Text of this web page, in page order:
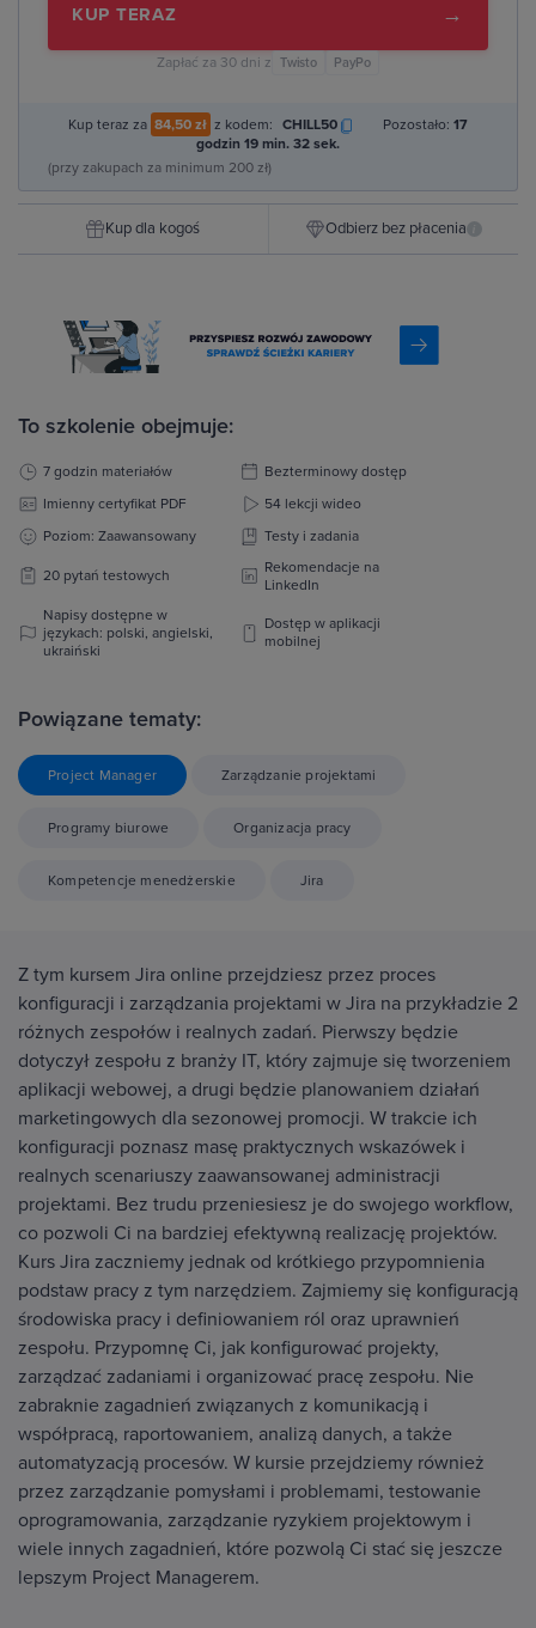
KUP TERAZ →
Zapłać za 30 dni z Twisto PayPo
Kup teraz za 84,50 zł z kodem: CHILL50 Pozostało: 17
godzin 19 min. 31 sek.
(przy zakupach za minimum 200 zł)
Kup dla kogoś Odbierz bez płacenia i
To szkolenie obejmuje:
7 godzin materiałów
Bezterminowy dostęp
Imienny certyfikat PDF
54 lekcji wideo
Poziom: Zaawansowany
Testy i zadania
20 pytań testowych
Rekomendacje na
LinkedIn
Napisy dostępne w
językach: polski, angielski,
ukraiński
Dostęp w aplikacji
mobilnej
Powiązane tematy:
Project Manager Zarządzanie projektami
Programy biurowe Organizacja pracy
Kompetencje menedżerskie Jira
Z tym kursem Jira online przejdziesz przez proces
konfiguracji i zarządzania projektami w Jira na przykładzie 2
różnych zespołów i realnych zadań. Pierwszy będzie
dotyczył zespołu z branży IT, który zajmuje się tworzeniem
aplikacji webowej, a drugi będzie planowaniem działań
marketingowych dla sezonowej promocji. W trakcie ich
konfiguracji poznasz masę praktycznych wskazówek i
realnych scenariuszy zaawansowanej administracji
projektami. Bez trudu przeniesiesz je do swojego workflow,
co pozwoli Ci na bardziej efektywną realizację projektów.
Kurs Jira zaczniemy jednak od krótkiego przypomnienia
podstaw pracy z tym narzędziem. Zajmiemy się konfiguracją
środowiska pracy i definiowaniem ról oraz uprawnień
zespołu. Przypomnę Ci, jak konfigurować projekty,
zarządzać zadaniami i organizować pracę zespołu. Nie
zabraknie zagadnień związanych z komunikacją i
współpracą, raportowaniem, analizą danych, a także
automatyzacją procesów. W kursie przejdziemy również
przez zarządzanie pomysłami i problemami, testowanie
oprogramowania, zarządzanie ryzykiem projektowym i
wiele innych zagadnień, które pozwolą Ci stać się jeszcze
lepszym Project Managerem.